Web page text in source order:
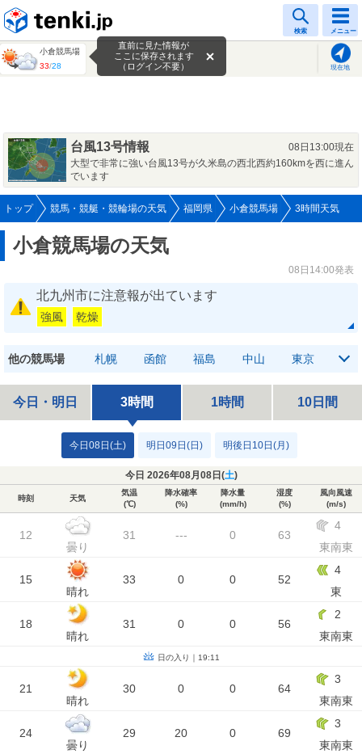
検索 メニュー
小倉競馬場
33/28 現在地
直前に見た情報が
ここに保存されます
（ログイン不要）
台風13号情報
08日13:00現在
大型で非常に強い台風13号が久米島の西北西約160kmを西に進ん
でいます
トップ 競馬・競艇・競輪場の天気 福岡県 小倉競馬場 3時間天気
小倉競馬場の天気
08日14:00発表
北九州市に注意報が出ています
強風 乾燥
他の競馬場 札幌 函館 福島 中山 東京
今日・明日 3時間 1時間 10日間
今日08日(土) 明日09日(日) 明後日10日(月)
今日 2026年08月08日(土)
時刻 天気
気温
(℃)
降水確率
(%)
降水量
(mm/h)
湿度
(%)
風向風速
(m/s)
12
曇り
31 --- 0 63
4
東南東
15
晴れ
33 0 0 52
4
東
18
晴れ
31 0 0 56
2
東南東
日の入り｜19:11
21
晴れ
30 0 0 64
3
東南東
24
曇り
29 20 0 69
3
東南東